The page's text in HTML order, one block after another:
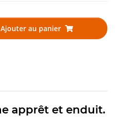
Ajouter au panier
apprêt et enduit.